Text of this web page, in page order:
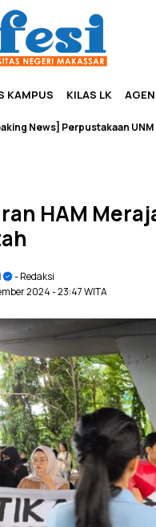
KAMPUS KILAS LK
Perpustakaan UNM Terbakar
HAM
- Redaksi
2024- 23:47 WITA